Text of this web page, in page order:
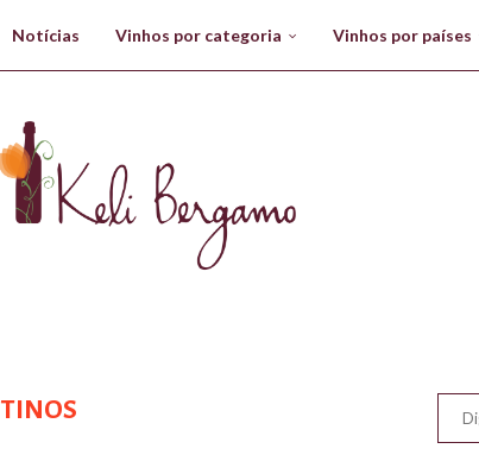
Notícias Vinhos por categoria Vinhos por países